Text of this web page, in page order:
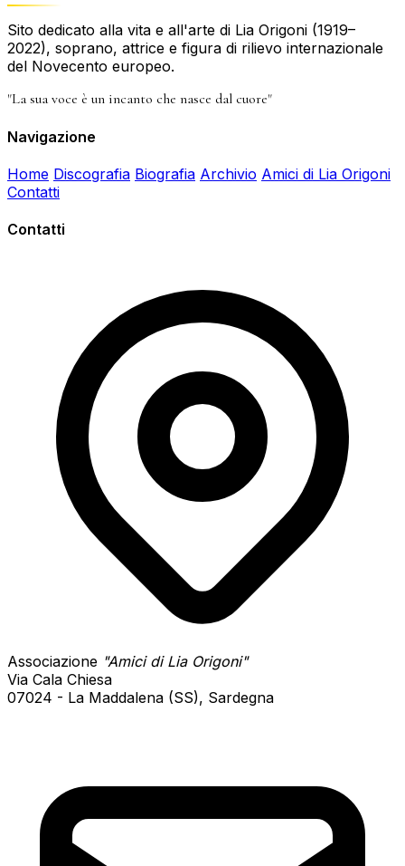
Sito dedicato alla vita e all'arte di Lia Origoni (1919–
2022), soprano, attrice e figura di rilievo internazionale
del Novecento europeo.
"La sua voce è un incanto che nasce dal cuore"
Navigazione
Home Discografia Biografia Archivio Amici di Lia Origoni
Contatti
Contatti
Associazione "Amici di Lia Origoni"
Via Cala Chiesa
07024 - La Maddalena (SS), Sardegna